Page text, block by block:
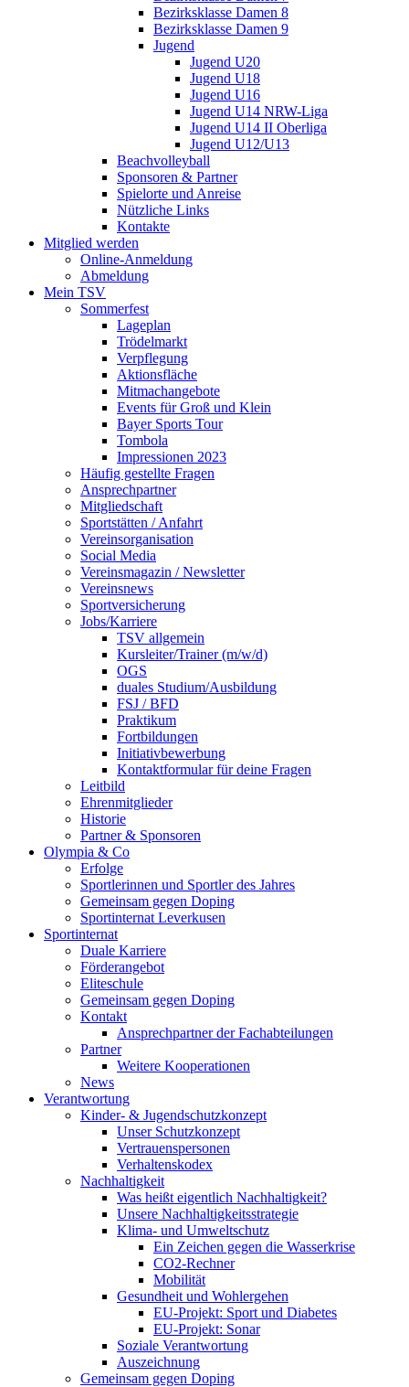
Bezirksklasse Damen 8
Bezirksklasse Damen 9
Jugend
Jugend U20
Jugend U18
Jugend U16
Jugend U14 NRW-Liga
Jugend U14 II Oberliga
Jugend U12/U13
Beachvolleyball
Sponsoren & Partner
Spielorte und Anreise
Nützliche Links
Kontakte
Mitglied werden
Online-Anmeldung
Abmeldung
Mein TSV
Sommerfest
Lageplan
Trödelmarkt
Verpflegung
Aktionsfläche
Mitmachangebote
Events für Groß und Klein
Bayer Sports Tour
Tombola
Impressionen 2023
Häufig gestellte Fragen
Ansprechpartner
Mitgliedschaft
Sportstätten / Anfahrt
Vereinsorganisation
Social Media
Vereinsmagazin / Newsletter
Vereinsnews
Sportversicherung
Jobs/Karriere
TSV allgemein
Kursleiter/Trainer (m/w/d)
OGS
duales Studium/Ausbildung
FSJ / BFD
Praktikum
Fortbildungen
Initiativbewerbung
Kontaktformular für deine Fragen
Leitbild
Ehrenmitglieder
Historie
Partner & Sponsoren
Olympia & Co
Erfolge
Sportlerinnen und Sportler des Jahres
Gemeinsam gegen Doping
Sportinternat Leverkusen
Sportinternat
Duale Karriere
Förderangebot
Eliteschule
Gemeinsam gegen Doping
Kontakt
Ansprechpartner der Fachabteilungen
Partner
Weitere Kooperationen
News
Verantwortung
Kinder- & Jugendschutzkonzept
Unser Schutzkonzept
Vertrauenspersonen
Verhaltenskodex
Nachhaltigkeit
Was heißt eigentlich Nachhaltigkeit?
Unsere Nachhaltigkeitsstrategie
Klima- und Umweltschutz
Ein Zeichen gegen die Wasserkrise
CO2-Rechner
Mobilität
Gesundheit und Wohlergehen
EU-Projekt: Sport und Diabetes
EU-Projekt: Sonar
Soziale Verantwortung
Auszeichnung
Gemeinsam gegen Doping